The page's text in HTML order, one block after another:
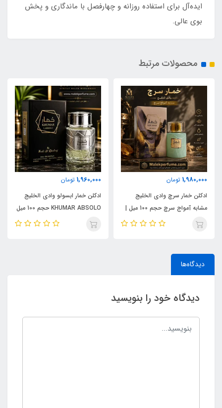
ایده‌آل برای استفاده روزانه و چهارفصل با ماندگاری و پخش
بوی عالی.
محصولات مرتبط
1,980,000 تومان
ادکلن خمار سرچ وادی الخلیج
مشابه آمواج سرچ حجم 100 میل |
KHUMAR Search Eau de
1,960,000 تومان
ادکلن خمار ابسولو وادی الخلیج
KHUMAR ABSOLO حجم 100 میل
| مشابه اورجینال ایو سن لورن مای
دیدگاه‌ها
دیدگاه خود را بنویسید